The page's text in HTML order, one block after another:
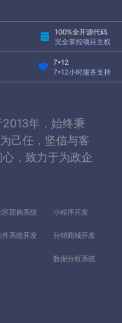
100%全开源代码
完全掌控项目主权
7*12
7*12小时服务支持
年，始终秉
己任，坚信与客
，致力于为政企
区团购系统 小程序开发
件系统开发 分销商城开发
数据分析系统